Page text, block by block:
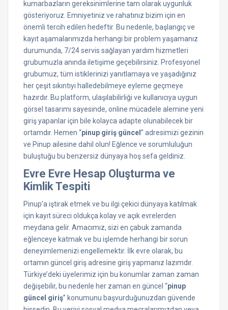
kumarbazların gereksinimlerine tam olarak uygunluk
gösteriyoruz. Emniyetiniz ve rahatınız bizim için en
önemli tercih edilen hedeftir. Bu nedenle, başlangıç ve
kayıt aşamalarımızda herhangi bir problem yaşamanız
durumunda, 7/24 servis sağlayan yardım hizmetleri
grubumuzla anında iletişime geçebilirsiniz. Profesyonel
grubumuz, tüm istiklerinizi yanıtlamaya ve yaşadığınız
her çeşit sıkıntıyı halledebilmeye eyleme geçmeye
hazırdır. Bu platform, ulaşılabilirliği ve kullanıcıya uygun
görsel tasarımı sayesinde, online mücadele alemine yeni
giriş yapanlar için bile kolayca adapte olunabilecek bir
ortamdır. Hemen “pinup giriş güncel ” adresimizi gezinin
ve Pinup ailesine dahil olun! Eğlence ve sorumluluğun
buluştuğu bu benzersiz dünyaya hoş sefa geldiniz.
Evre Evre Hesap Oluşturma ve
Kimlik Tespiti
Pinup’a iştirak etmek ve bu ilgi çekici dünyaya katılmak
için kayıt süreci oldukça kolay ve açık evrelerden
meydana gelir. Amacımız, sizi en çabuk zamanda
eğlenceye katmak ve bu işlemde herhangi bir sorun
deneyimlemenizi engellemektir. İlk evre olarak, bu
ortamın güncel giriş adresine giriş yapmanız lazımdır.
Türkiye’deki üyelerimiz için bu konumlar zaman zaman
değişebilir, bu nedenle her zaman en güncel “pinup
güncel giriş” konumunu başvurduğunuzdan güvende